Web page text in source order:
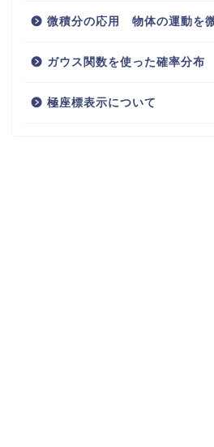
微積分の応用 物体の運動を
ガウス関数を使った確率分布
極座標表示について